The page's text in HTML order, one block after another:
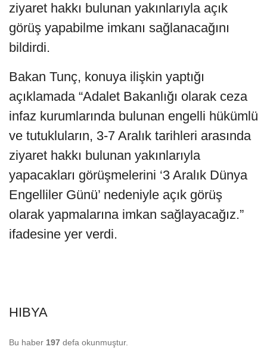
ziyaret hakkı bulunan yakınlarıyla açık
görüş yapabilme imkanı sağlanacağını
bildirdi.
Bakan Tunç, konuya ilişkin yaptığı
açıklamada “Adalet Bakanlığı olarak ceza
infaz kurumlarında bulunan engelli hükümlü
ve tutukluların, 3-7 Aralık tarihleri arasında
ziyaret hakkı bulunan yakınlarıyla
yapacakları görüşmelerini ‘3 Aralık Dünya
Engelliler Günü’ nedeniyle açık görüş
olarak yapmalarına imkan sağlayacağız.”
ifadesine yer verdi.
HIBYA
Bu haber 197 defa okunmuştur.